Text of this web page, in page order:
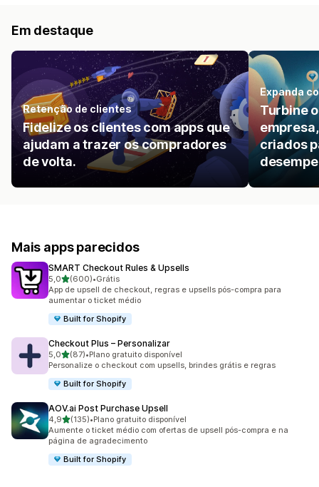
Em destaque
Retenção de clientes
Fidelize os clientes com apps que
ajudam a trazer os compradores
de volta.
Expanda
Turbine
criados
Mais apps parecidos
SMART Checkout Rules & Upsells
5,0de 5 estrelas
(600)
600 avaliações ao todo
•Grátis
App de upsell de checkout, regras e upsells pós-compra para
aumentar o ticket médio
Built for Shopify
Checkout Plus – Personalizar
5,0de 5 estrelas
(87)
87 avaliações ao todo
•Plano gratuito disponível
Personalize o checkout com upsells, brindes grátis e regras
Built for Shopify
AOV.ai Post Purchase Upsell
4,9de 5 estrelas
(135)
135 avaliações ao todo
•Plano gratuito disponível
Aumente o ticket médio com ofertas de upsell pós-compra e na
página de agradecimento
Built for Shopify